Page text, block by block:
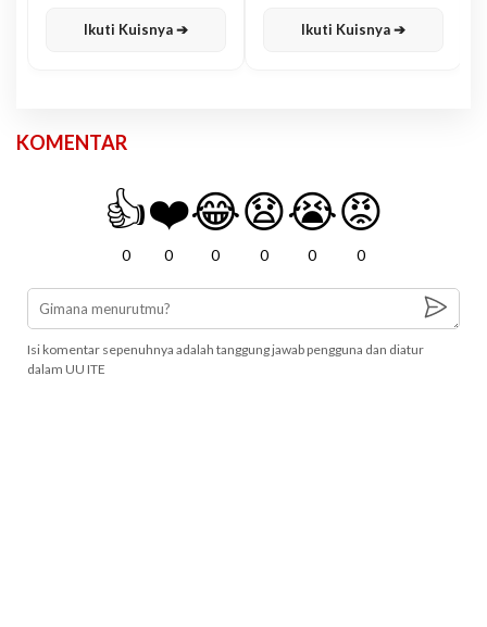
Ikuti Kuisnya ➔ Ikuti Kuisnya ➔
KOMENTAR
👍
0
❤️
0
😂
0
😧
0
😭
0
😡
0
Isi komentar sepenuhnya adalah tanggung jawab pengguna dan diatur
dalam UU ITE